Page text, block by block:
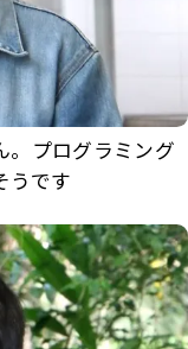
。プログラミング
うです